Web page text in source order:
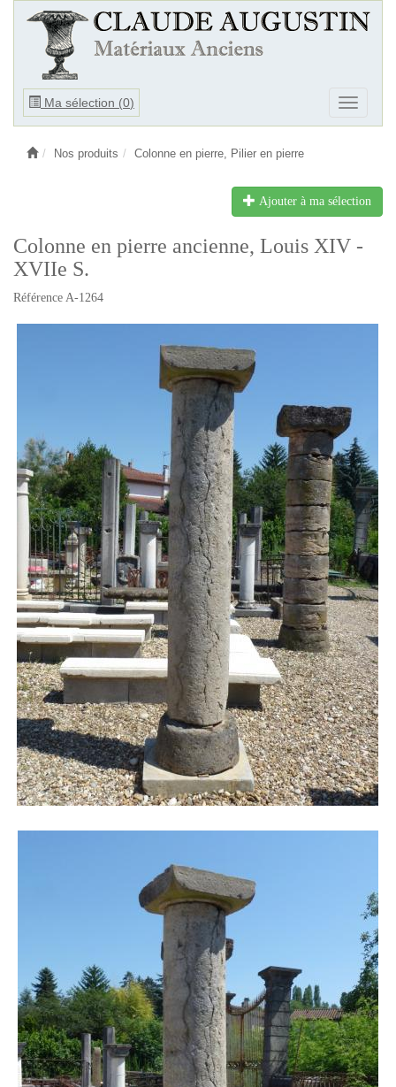
Ma sélection (0)
Ouvrir
Ouvrir
le
Nos produits Colonne en pierre, Pilier en pierre
Ajouter à ma sélection
Colonne en pierre ancienne, Louis XIV -
XVIIe S.
Référence A-1264